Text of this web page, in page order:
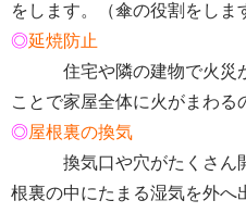
をします。（傘の役割をしま
◎延焼防止
住宅や隣の建物で火災が
ことで家屋全体に火がまわる
◎屋根裏の換気
換気口や穴がたくさん開
根裏の中にたまる湿気を外へ